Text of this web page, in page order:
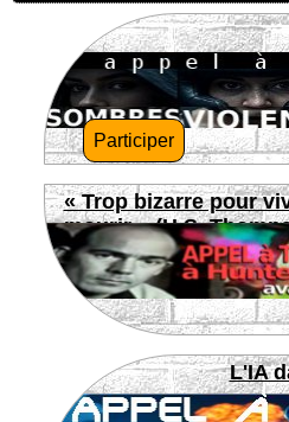
Participer
« Trop bizarre pour
mourir » (H.S.
L'IA